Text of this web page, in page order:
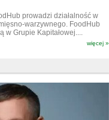
prowadzi działalność w
warzywnego. FoodHub
w Grupie Kapitałowej....
więcej »